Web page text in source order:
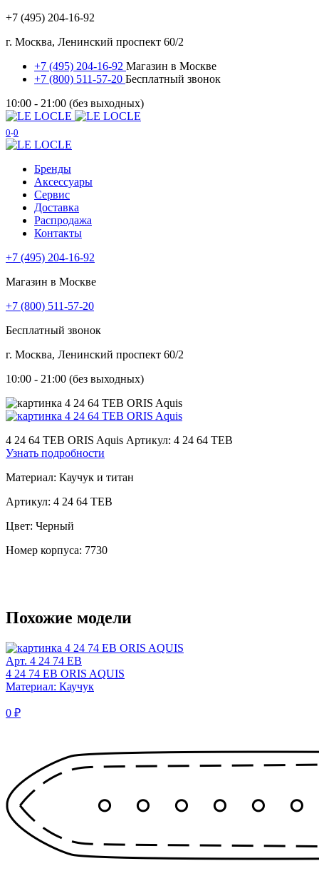
+7 (495) 204-16-92
г. Москва, Ленинский проспект 60/2
+7 (495) 204-16-92 Магазин в Москве
+7 (800) 511-57-20 Бесплатный звонок
10:00 - 21:00 (без выходных)
0 0
Бренды
Аксессуары
Сервис
Доставка
Распродажа
Контакты
+7 (495) 204-16-92
Магазин в Москве
+7 (800) 511-57-20
Бесплатный звонок
г. Москва, Ленинский проспект 60/2
10:00 - 21:00 (без выходных)
4 24 64 TEB ORIS Aquis Артикул: 4 24 64 TEB
Узнать подробности
Материал: Каучук и титан
Артикул: 4 24 64 TEB
Цвет: Черный
Номер корпуса: 7730
Похожие модели
Арт. 4 24 74 EB
4 24 74 EB ORIS AQUIS
Материал: Каучук
0 ₽